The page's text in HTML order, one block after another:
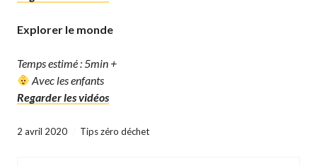
Explorer le monde
Temps estimé : 5min +
Avec les enfants
Regarder les vidéos
2 avril 2020 Tips zéro déchet